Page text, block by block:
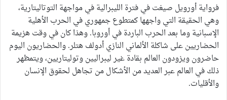
فرواية أورويل صيغت في فترة الليبرالية في مواجهة التوتاليتارية،
وهي الحقيقة التي واجهها كمتطوع جمهوري في الحرب الأهلية
الإسبانية وما بعد الحرب الباردة في أوروبا. وهذا كان في وقت هزيمة
الحضاريين على شاكلة الألماني النازي أدولف هتلر. والحضاريون اليوم
حاضرون ويزودون العالم بقادة غير ليبراليين وتوليتاريين، ويتمظهر
ذلك في العالم عبر العديد من الأشكال من تجاهل لحقوق الإنسان
والأقليات.